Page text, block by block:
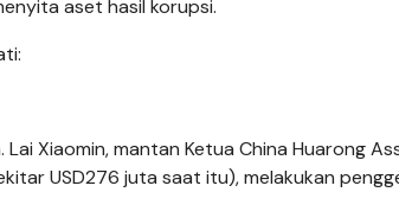
aset hasil korupsi.
Xiaomin, mantan Ketua China Huarong
USD276 juta saat itu), melakukan